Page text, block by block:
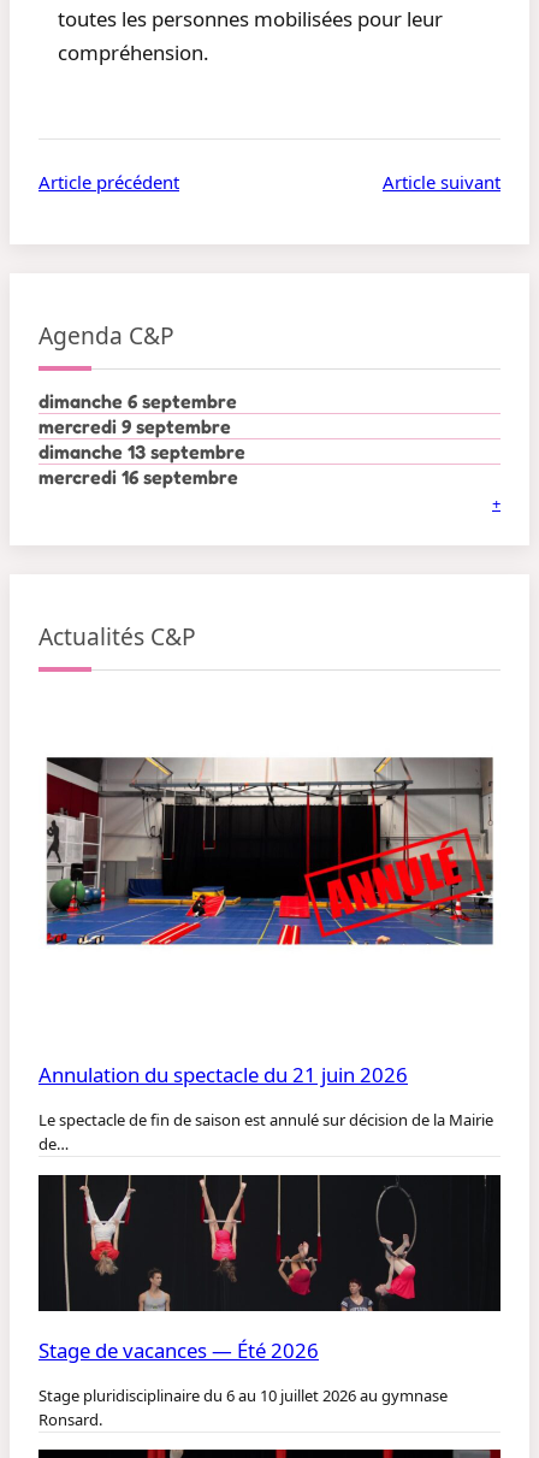
toutes les personnes mobilisées pour leur
compréhension.
Article précédent Article suivant
Agenda C&P
dimanche 6 septembre
mercredi 9 septembre
dimanche 13 septembre
mercredi 16 septembre
+
Actualités C&P
Annulation du spectacle du 21 juin 2026
Le spectacle de fin de saison est annulé sur décision de la Mairie
de…
Stage de vacances — Été 2026
Stage pluridisciplinaire du 6 au 10 juillet 2026 au gymnase
Ronsard.